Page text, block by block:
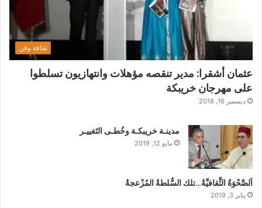
ثقافة وفن
عثمان أشقرا: مدير تنقصه مؤهلات وانتهازيون تسلطوا
على مهرجان خريبكة
ديسمبر 16, 2018
مدينـة خريبكـة وخُطـى التَغييـر
مايو 12, 2019
اَلصَّحْوَةُ الثَّقافيَّةُ…تلك السُّلطةُ المُزْعجةُ
يناير 3, 2019